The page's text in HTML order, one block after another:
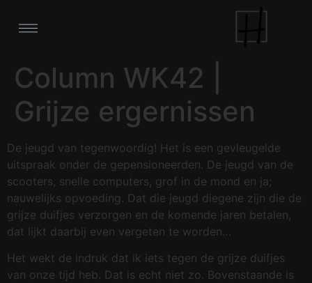
Column WK42 |
Grijze ergernissen
De jeugd van tegenwoordig! Het is een gevleugelde
uitspraak onder de gepensioneerden. De jeugd van de
scooters, snelle computers, grof in de mond en ja;
nauwelijks opvoeding. Dat die jeugd diegene zijn die de
grijze duifjes verzorgen en de komende jaren betalen,
dat lijkt daarbij even vergeten te worden…
Het wekt de indruk dat ik iets tegen de grijze duifjes
van onze tijd heb. Dat is echt niet zo. Bovenstaande is